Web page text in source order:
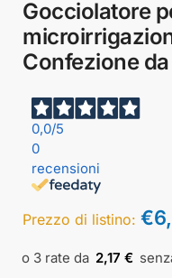
Gocciolatore
Confezione da
0,0/5
0
recensioni
Prezzo di listino: €
2,17 €